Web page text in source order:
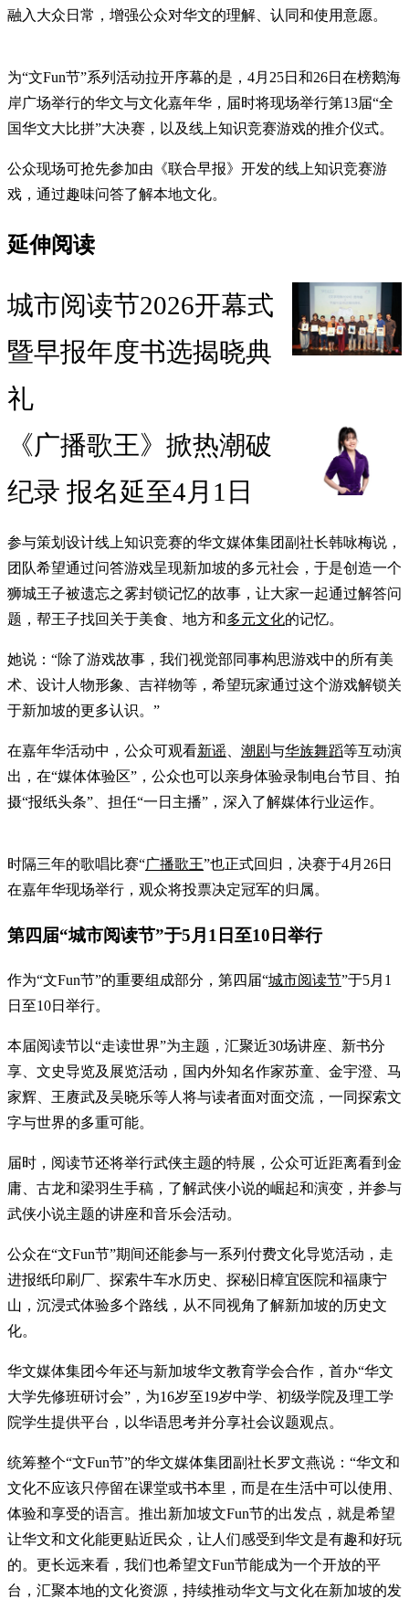
融入大众日常，增强公众对华文的理解、认同和使用意愿。
为“文Fun节”系列活动拉开序幕的是，4月25日和26日在榜鹅海
岸广场举行的华文与文化嘉年华，届时将现场举行第13届“全
国华文大比拼”大决赛，以及线上知识竞赛游戏的推介仪式。
公众现场可抢先参加由《联合早报》开发的线上知识竞赛游
戏，通过趣味问答了解本地文化。
延伸阅读
城市阅读节2026开幕式
暨早报年度书选揭晓典
礼
《广播歌王》掀热潮破
纪录 报名延至4月1日
参与策划设计线上知识竞赛的华文媒体集团副社长韩咏梅说，
团队希望通过问答游戏呈现新加坡的多元社会，于是创造一个
狮城王子被遗忘之雾封锁记忆的故事，让大家一起通过解答问
题，帮王子找回关于美食、地方和多元文化的记忆。
她说：“除了游戏故事，我们视觉部同事构思游戏中的所有美
术、设计人物形象、吉祥物等，希望玩家通过这个游戏解锁关
于新加坡的更多认识。”
在嘉年华活动中，公众可观看新谣、 潮剧与华族舞蹈等互动演
出，在“媒体体验区”，公众也可以亲身体验录制电台节目、拍
摄“报纸头条”、担任“一日主播”，深入了解媒体行业运作。
时隔三年的歌唱比赛“广播歌王”也正式回归，决赛于4月26日
在嘉年华现场举行，观众将投票决定冠军的归属。
第四届“城市阅读节”于5月1日至10日举行
作为“文Fun节”的重要组成部分，第四届“城市阅读节”于5月1
日至10日举行。
本届阅读节以“走读世界”为主题，汇聚近30场讲座、新书分
享、文史导览及展览活动，国内外知名作家苏童、金宇澄、马
家辉、王赓武及吴晓乐等人将与读者面对面交流，一同探索文
字与世界的多重可能。
届时，阅读节还将举行武侠主题的特展，公众可近距离看到金
庸、古龙和梁羽生手稿，了解武侠小说的崛起和演变，并参与
武侠小说主题的讲座和音乐会活动。
公众在“文Fun节”期间还能参与一系列付费文化导览活动，走
进报纸印刷厂、探索牛车水历史、探秘旧樟宜医院和福康宁
山，沉浸式体验多个路线，从不同视角了解新加坡的历史文
化。
华文媒体集团今年还与新加坡华文教育学会合作，首办“华文
大学先修班研讨会”，为16岁至19岁中学、初级学院及理工学
院学生提供平台，以华语思考并分享社会议题观点。
统筹整个“文Fun节”的华文媒体集团副社长罗文燕说：“华文和
文化不应该只停留在课堂或书本里，而是在生活中可以使用、
体验和享受的语言。推出新加坡文Fun节的出发点，就是希望
让华文和文化能更贴近民众，让人们感受到华文是有趣和好玩
的。更长远来看，我们也希望文Fun节能成为一个开放的平
台，汇聚本地的文化资源，持续推动华文与文化在新加坡的发